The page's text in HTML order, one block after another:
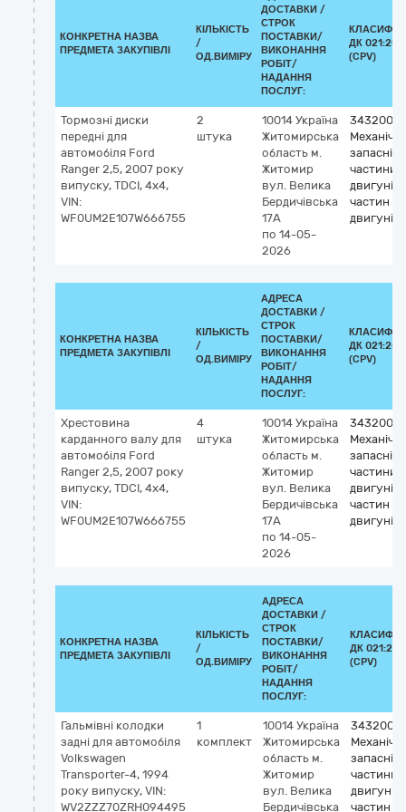
КОНКРЕТНА НАЗВА
ПРЕДМЕТА ЗАКУПІВЛІ
КІЛЬКІСТЬ
/
ОД.ВИМІРУ
ДОСТАВКИ /
СТРОК
ПОСТАВКИ/
ВИКОНАННЯ
РОБІТ/
НАДАННЯ
ПОСЛУГ:
ДК
(CPV)
Тормозні диски
передні для
автомобіля Ford
Ranger 2,5, 2007 року
випуску, TDCI, 4х4,
VIN:
WF0UM2E107W666755
2
штука
10014 Україна
Житомирська
область м.
Житомир
вул. Велика
Бердичівська
17А
по 14-05-
2026
Механічні
запасні
частини,
двигунів і
частин
двигунів
КОНКРЕТНА НАЗВА
ПРЕДМЕТА ЗАКУПІВЛІ
КІЛЬКІСТЬ
/
ОД.ВИМІРУ
АДРЕСА
ДОСТАВКИ /
СТРОК
ПОСТАВКИ/
ВИКОНАННЯ
РОБІТ/
НАДАННЯ
ПОСЛУГ:
ДК
(CPV)
Хрестовина
карданного валу для
автомобіля Ford
Ranger 2,5, 2007 року
випуску, TDCI, 4х4,
VIN:
WF0UM2E107W666755
4
штука
10014 Україна
Житомирська
область м.
Житомир
вул. Велика
Бердичівська
17А
по 14-05-
2026
Механічні
запасні
частини,
двигунів і
частин
двигунів
КОНКРЕТНА НАЗВА
ПРЕДМЕТА ЗАКУПІВЛІ
КІЛЬКІСТЬ
/
ОД.ВИМІРУ
АДРЕСА
ДОСТАВКИ /
СТРОК
ПОСТАВКИ/
ВИКОНАННЯ
РОБІТ/
НАДАННЯ
ПОСЛУГ:
ДК
(CPV)
Гальмівні колодки
задні для автомобіля
Volkswagen
Transporter-4, 1994
року випуску, VIN:
WV2ZZZ70ZRH094495
1
комплект
10014 Україна
Житомирська
область м.
Житомир
вул. Велика
Бердичівська
Механічні
запасні
частини,
двигунів і
частин